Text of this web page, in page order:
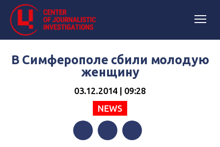
В Симферополе сбили молодую
женщину
03.12.2014 | 09:28
NEWS